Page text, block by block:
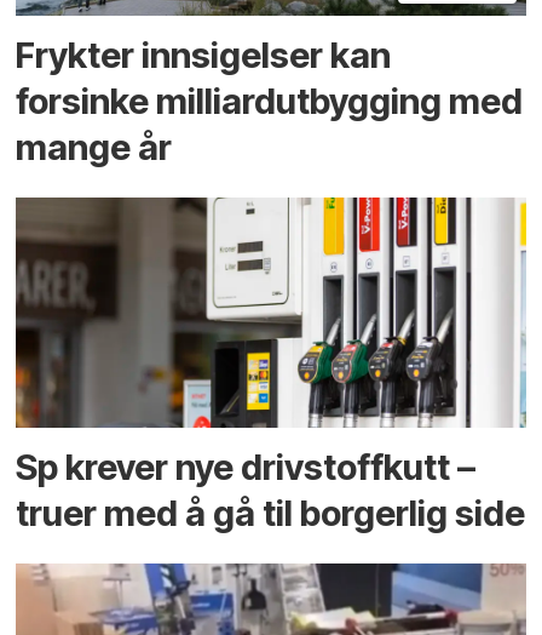
Frykter innsigelser kan
forsinke milliard­utbygging med
mange år
Sp krever nye drivstoffkutt –
truer med å gå til borgerlig side